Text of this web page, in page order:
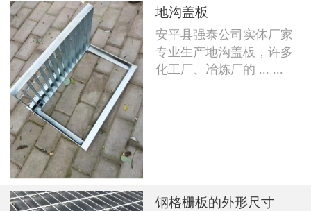
地沟盖板
安平县强泰公司实体厂家
专业生产地沟盖板，许多
化工厂、冶炼厂的 ... ...
钢格栅板的外形尺寸